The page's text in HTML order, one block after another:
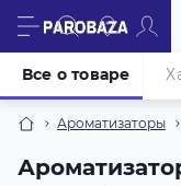
Ароматизаторы
Все о товаре